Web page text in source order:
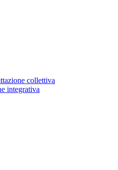
collettiva
integrativa